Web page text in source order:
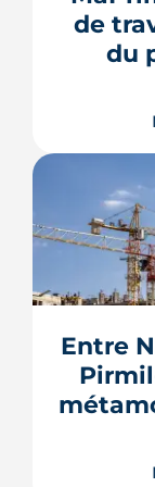
limites et
de
du
Le
familles
geste »
fenêtres,
et solaire
Entre